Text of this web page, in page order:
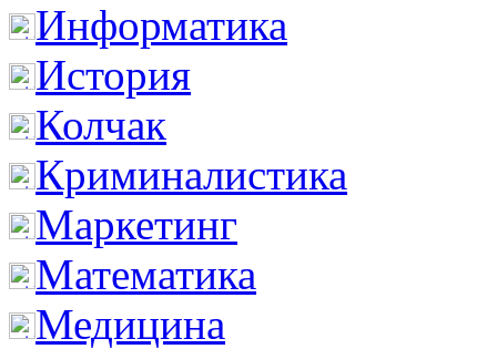
Информатика
История
Колчак
Криминалистика
Маркетинг
Математика
Медицина